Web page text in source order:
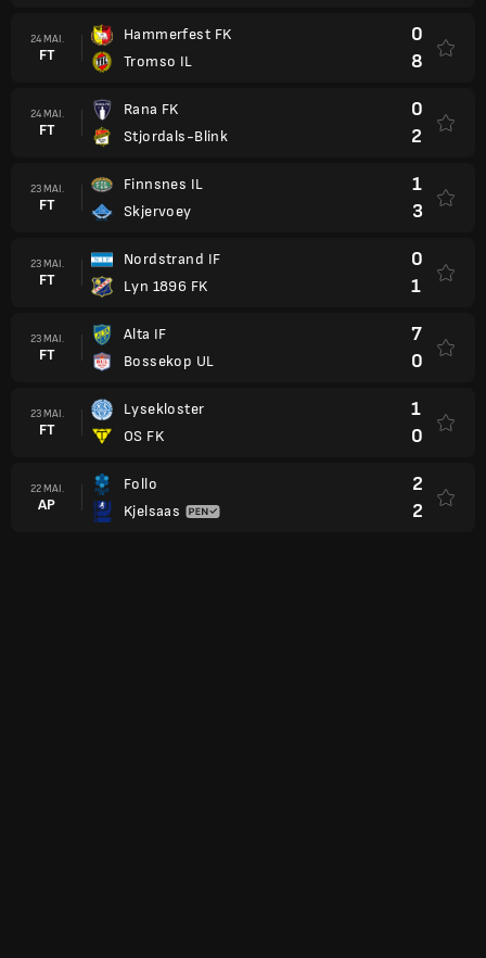
24 MAI.
FT
Hammerfest FK
Tromso IL
0
8
24 MAI.
FT
Rana FK
Stjordals-Blink
0
2
23 MAI.
FT
Finnsnes IL
Skjervoey
1
3
23 MAI.
FT
Nordstrand IF
Lyn 1896 FK
0
1
23 MAI.
FT
Alta IF
Bossekop UL
7
0
23 MAI.
FT
Lysekloster
OS FK
1
0
22 MAI.
AP
Follo
Kjelsaas
2
2